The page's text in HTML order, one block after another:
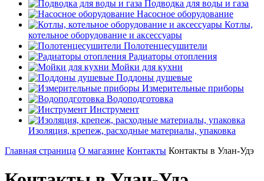
Подводка для воды и газа
Насосное оборудование
Котлы,
котельное оборудование и аксессуары
Полотенцесушители
Радиаторы отопления
Мойки для кухни
Поддоны душевые
Измерительные приборы
Водоподготовка
Инструмент
Изоляция, крепеж, расходные материалы, упаковка
Главная страница О магазине Контакты Контакты в Улан-Удэ